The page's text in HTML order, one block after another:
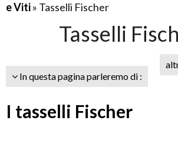
e Viti» Tasselli Fischer
Tasselli
In questa pagina parleremo di :
I tasselli Fischer